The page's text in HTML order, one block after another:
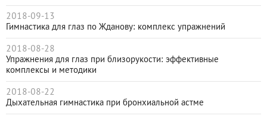
2018-09-13
Гимнастика для глаз по Жданову: комплекс упражнений
2018-08-28
Упражнения для глаз при близорукости: эффективные
комплексы и методики
2018-08-22
Дыхательная гимнастика при бронхиальной астме